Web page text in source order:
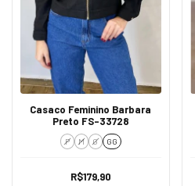
Casaco Feminino Barbara
Preto FS-33728
P M G GG
R$179,90